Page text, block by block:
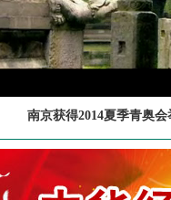
南京获得2014夏季青奥会